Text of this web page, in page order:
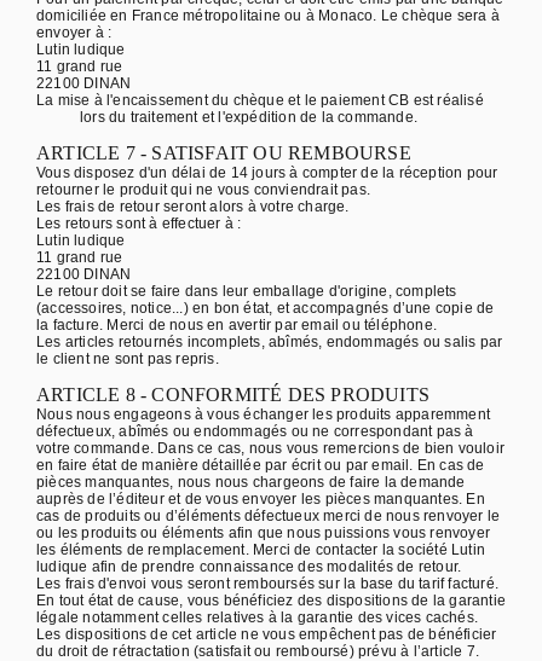
domiciliée en France métropolitaine ou à Monaco. Le chèque sera à
envoyer à :
Lutin ludique
11 grand rue
22100 DINAN
La mise à l'encaissement du chèque et le paiement CB est réalisé
lors du traitement et l'expédition de la commande.
ARTICLE 7 - SATISFAIT OU REMBOURSE
Vous disposez d'un délai de 14 jours à compter de la réception pour
retourner le produit qui ne vous conviendrait pas.
Les frais de retour seront alors à votre charge.
Les retours sont à effectuer à :
Lutin ludique
11 grand rue
22100 DINAN
Le retour doit se faire dans leur emballage d'origine, complets
(accessoires, notice...) en bon état, et accompagnés d’une copie de
la facture. Merci de nous en avertir par email ou téléphone.
Les articles retournés incomplets, abîmés, endommagés ou salis par
le client ne sont pas repris.
ARTICLE 8 - CONFORMITÉ DES PRODUITS
Nous nous engageons à vous échanger les produits apparemment
défectueux, abîmés ou endommagés ou ne correspondant pas à
votre commande. Dans ce cas, nous vous remercions de bien vouloir
en faire état de manière détaillée par écrit ou par email. En cas de
pièces manquantes, nous nous chargeons de faire la demande
auprès de l’éditeur et de vous envoyer les pièces manquantes. En
cas de produits ou d’éléments défectueux merci de nous renvoyer le
ou les produits ou éléments afin que nous puissions vous renvoyer
les éléments de remplacement. Merci de contacter la société Lutin
ludique afin de prendre connaissance des modalités de retour.
Les frais d'envoi vous seront remboursés sur la base du tarif facturé.
En tout état de cause, vous bénéficiez des dispositions de la garantie
légale notamment celles relatives à la garantie des vices cachés.
Les dispositions de cet article ne vous empêchent pas de bénéficier
du droit de rétractation (satisfait ou remboursé) prévu à l’article 7.